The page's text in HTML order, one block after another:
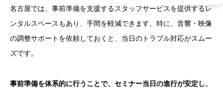
名古屋では、事前準備を支援するスタッフサービスを提供するレ
ンタルスペースもあり、手間を軽減できます。特に、音響・映像
の調整サポートを依頼しておくと、当日のトラブル対応がスムー
ズです。
事前準備を体系的に行うことで、セミナー当日の進行が安定し、